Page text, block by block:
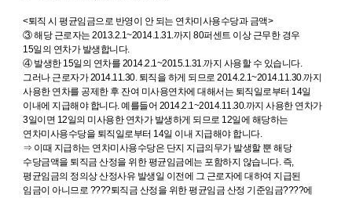
<퇴직 시 평균임금으로 반영이 안 되는 연차미사용수당과 금액>
③ 해당 근로자는 2013.2.1~2014.1.31.까지 80퍼센트 이상 근무한 경우
15일의 연차가 발생합니다.
④ 발생한 15일의 연차를 2014.2.1~2015.1.31.까지 사용할 수 있습니다.
그러나 근로자가 2014.11.30. 퇴직을 하게 되므로 2014.2.1~2014.11.30.까지
사용한 연차를 공제한 후 잔여 미사용연차에 대해서는 퇴직일로부터 14일
이내에 지급해야 합니다. 예를들어 2014.2.1~2014.11.30.까지 사용한 연차가
3일이면 12일의 미사용한 연차가 발생하게 되므로 12일에 해당하는
연차미사용수당을 퇴직일로부터 14일 이내 지급해야 합니다.
⇒ 이때 지급하는 연차미사용수당은 단지 지급의무가 발생할 뿐 해당
수당금액을 퇴직금 산정을 위한 평균임금에는 포함하지 않습니다. 즉,
평균임금의 정의상 산정사유 발생일 이전에 그 근로자에 대하여 지급된
임금이 아니므로 ????퇴직금 산정을 위한 평균임금 산정 기준임금????에